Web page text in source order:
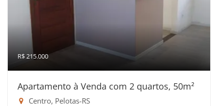
R$ 215.000
Apartamento à Venda com 2 quartos, 50m²
Centro, Pelotas-RS